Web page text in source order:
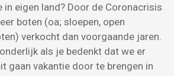
in eigen land? Door de Coronacrisis
boten (oa; sloepen, open
verkocht dan voorgaande jaren.
als je bedenkt dat we er
gaan vakantie door te brengen in